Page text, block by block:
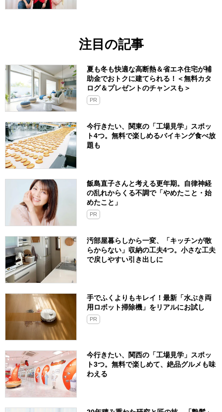
注目の記事
夏も冬も快適な高断熱＆省エネ住宅が補
助金でおトクに建てられる！＜無料カタ
ログ＆プレゼントのチャンスも＞
PR
今行きたい、関東の「工場見学」スポッ
ト4つ。無料で楽しめるバイキング食べ放
題も
飯島直子さんと考える更年期。自律神経
の乱れからくる不調で「やめたこと・始
めたこと」
PR
汚部屋暮らしから一変、「キッチンが散
らからない」収納の工夫4つ。小さな工夫
で戻しやすい引き出しに
手でふくよりもキレイ！最新「水ぶき両
用ロボット掃除機」をリアルにお試し
PR
今行きたい、関西の「工場見学」スポッ
ト3つ。無料で楽しめて、絶品グルメも味
わえる